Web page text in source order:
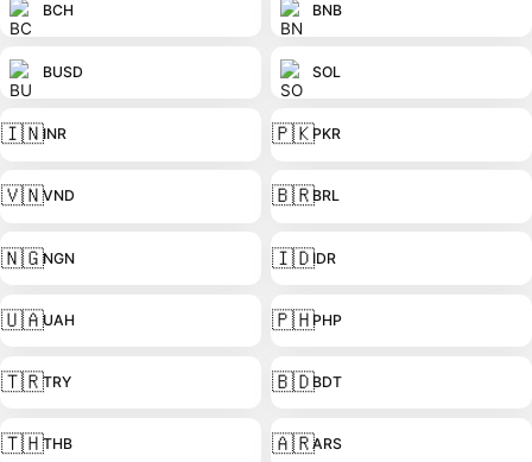
BCH BNB
BUSD SOL
🇮🇳INR 🇵🇰PKR
🇻🇳VND 🇧🇷BRL
🇳🇬NGN 🇮🇩IDR
🇺🇦UAH 🇵🇭PHP
🇹🇷TRY 🇧🇩BDT
🇹🇭THB 🇦🇷ARS